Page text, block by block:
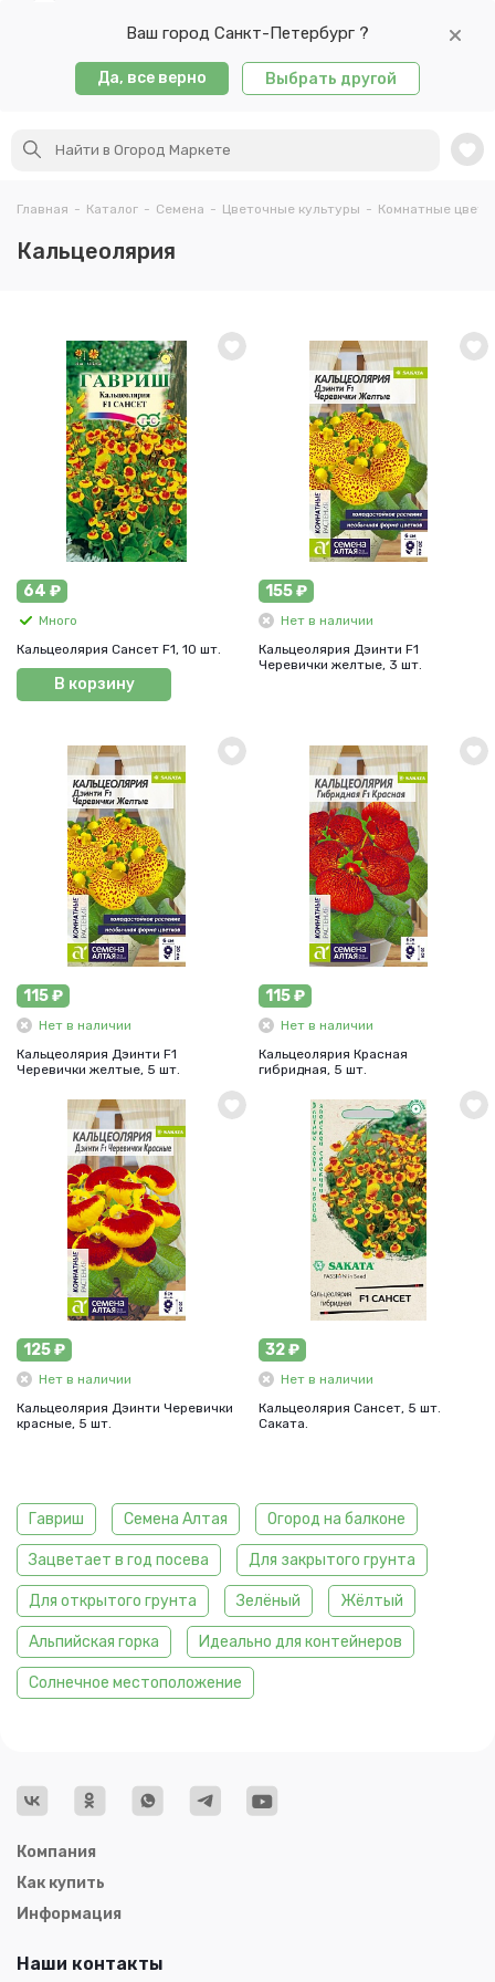
Ваш город Санкт-Петербург ?
Да, все верно Выбрать другой
Главная - Каталог - Семена - Цветочные культуры - Комнатные цветы
Кальцеолярия
64 ₽
Много
Кальцеолярия Сансет F1, 10 шт.
В корзину
155 ₽
Нет в наличии
Кальцеолярия Дэинти F1
Черевички желтые, 3 шт.
115 ₽
Нет в наличии
Кальцеолярия Дэинти F1
Черевички желтые, 5 шт.
115 ₽
Нет в наличии
Кальцеолярия Красная
гибридная, 5 шт.
125 ₽
Нет в наличии
Кальцеолярия Дэинти Черевички
красные, 5 шт.
32 ₽
Нет в наличии
Кальцеолярия Сансет, 5 шт.
Саката.
Гавриш Семена Алтая Огород на балконе
Зацветает в год посева Для закрытого грунта
Для открытого грунта Зелёный Жёлтый
Альпийская горка Идеально для контейнеров
Солнечное местоположение
Компания
Как купить
Информация
Наши контакты